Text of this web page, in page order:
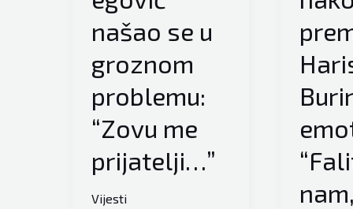
našao se u
groznom
problemu:
“Zovu me
prijatelji…”
Vijesti